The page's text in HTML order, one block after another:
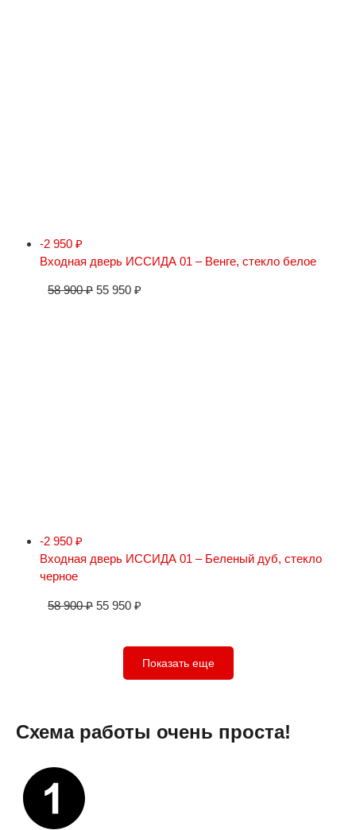
-2 950 ₽
Входная дверь ИССИДА 01 – Венге, стекло белое
58 900₽ 55 950 ₽
-2 950 ₽
Входная дверь ИССИДА 01 – Беленый дуб, стекло
черное
58 900₽ 55 950 ₽
Показать еще
Схема работы очень проста!